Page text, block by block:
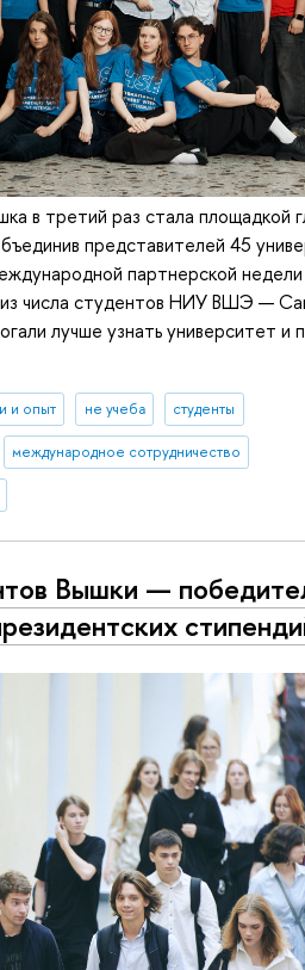
в третий раз стала площадкой
представителей 45
партнерской
числа студентов НИУ ВШЭ —
лучше узнать университет и
и опыт не учеба студенты
международное сотрудничество
Вышки —